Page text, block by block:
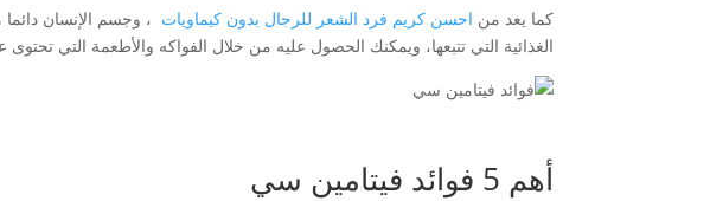
كما يعد من احسن كريم فرد الشعر للرجال بدون كيماويات ، وجسم الإنسان
الغذائية التي تتبعها، ويمكنك الحصول عليه من خلال الفواكه والأطعمة التي
أهم 5 فوائد فيتامين سي